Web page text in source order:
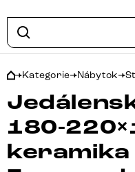
Kategorie Nábytok
180-
keramika